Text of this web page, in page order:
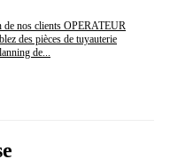
de nos clients OPERATEUR
des pièces de tuyauterie
de...